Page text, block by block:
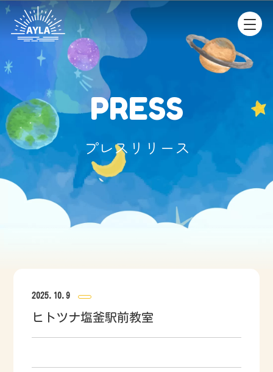
PRESS
プレスリリース
2025.10.9
ヒトツナ塩釜駅前教室